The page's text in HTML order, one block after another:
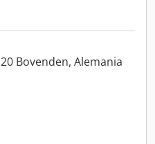
Bovenden, Alemania